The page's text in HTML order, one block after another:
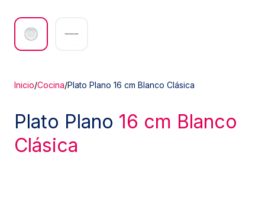
Inicio/Cocina/Plato Plano 16 cm Blanco Clásica
Plato Plano 16 cm Blanco
Clásica